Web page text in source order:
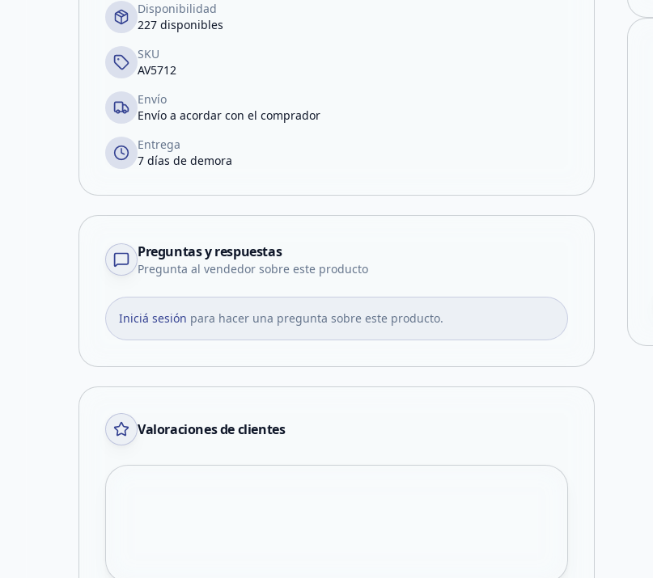
Disponibilidad
227 disponibles
SKU
AV5712
Envío
Envío a acordar con el comprador
Entrega
7 días de demora
Preguntas y respuestas
Pregunta al vendedor sobre este producto
Iniciá sesión para hacer una pregunta sobre este producto.
Valoraciones de clientes